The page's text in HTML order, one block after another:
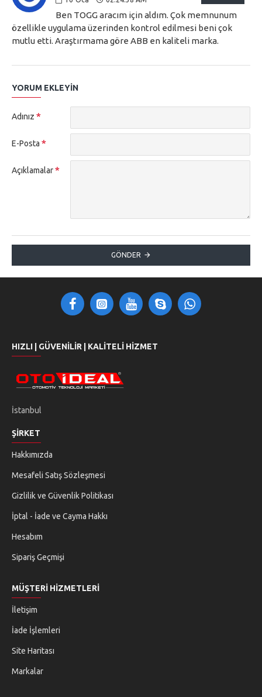
Ben TOGG aracım için aldım. Çok memnunum
özellikle uygulama üzerinden kontrol edilmesi beni çok
mutlu etti. Araştırmama göre ABB en kaliteli marka.
YORUM EKLEYIN
Adınız
E-Posta
Açıklamalar
GÖNDER
HIZLI | GÜVENILIR | KALITELI HIZMET
İstanbul
ŞIRKET
Hakkımızda
Mesafeli Satış Sözleşmesi
Gizlilik ve Güvenlik Politikası
İptal - İade ve Cayma Hakkı
Hesabım
Sipariş Geçmişi
MÜŞTERI HIZMETLERI
İletişim
İade İşlemleri
Site Haritası
Markalar